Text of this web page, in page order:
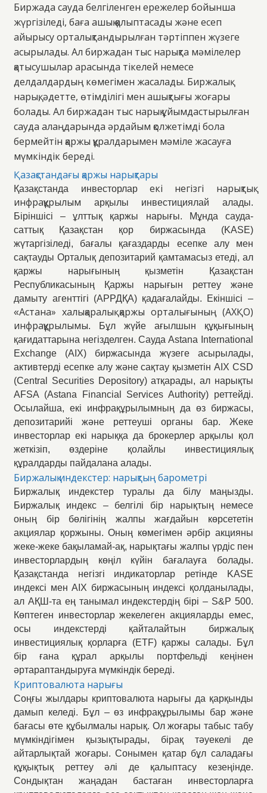
Биржада сауда белгіленген ережелер бойынша
жүргізіледі, баға ашық қалыптасады және есеп
айырысу орталықтандырылған тәртіппен жүзеге
асырылады. Ал биржадан тыс нарықта мәмілелер
қатысушылар арасында тікелей немесе
делдалдардың көмегімен жасалады. Биржалық
нарық, әдетте, өтімділігі мен ашықтығы жоғары
болады. Ал биржадан тыс нарық ұйымдастырылған
сауда алаңдарында әрдайым қолжетімді бола
бермейтін қаржы құралдарымен мәміле жасауға
мүмкіндік береді.
Қазақстандағы қаржы нарықтары
Қазақстанда инвесторлар екі негізгі нарықтық
инфрақұрылым арқылы инвестициялай алады.
Біріншісі – ұлттық қаржы нарығы. Мұнда сауда-
саттық Қазақстан қор биржасында (KASE)
жүтаргізіледі, бағалы қағаздарды есепке алу мен
сақтауды Орталық депозитарий қамтамасыз етеді, ал
қаржы нарығының қызметін Қазақстан
Республикасының Қаржы нарығын реттеу және
дамыту агенттігі (АРРДҚА) қадағалайды. Екіншісі –
«Астана» халықаралық қаржы орталығының (АХҚО)
инфрақұрылымы. Бұл жүйе ағылшын құқығының
қағидаттарына негізделген. Сауда Astana International
Exchange (AIX) биржасында жүзеге асырылады,
активтерді есепке алу және сақтау қызметін AIX CSD
(Central Securities Depository) атқарады, ал нарықты
AFSA (Astana Financial Services Authority) реттейді.
Осылайша, екі инфрақұрылымның да өз биржасы,
депозитарийі және реттеуші органы бар. Жеке
инвесторлар екі нарыққа да брокерлер арқылы қол
жеткізіп, өздеріне қолайлы инвестициялық
құралдарды пайдалана алады.
Биржалық индекстер: нарықтың барометрі
Биржалық индекстер туралы да білу маңызды.
Биржалық индекс – белгілі бір нарықтың немесе
оның бір бөлігінің жалпы жағдайын көрсететін
акциялар қоржыны. Оның көмегімен әрбір акцияны
жеке-жеке бақыламай-ақ, нарықтағы жалпы үрдіс пен
инвесторлардың көңіл күйін бағалауға болады.
Қазақстанда негізгі индикаторлар ретінде KASE
индексі мен AIX биржасының индексі қолданылады,
ал АҚШ-та ең танымал индекстердің бірі – S&P 500.
Көптеген инвесторлар жекелеген акцияларды емес,
осы индекстерді қайталайтын биржалық
инвестициялық қорларға (ETF) қаржы салады. Бұл
бір ғана құрал арқылы портфельді кеңінен
әртараптандыруға мүмкіндік береді.
Криптовалюта нарығы
Соңғы жылдары криптовалюта нарығы да қарқынды
дамып келеді. Бұл – өз инфрақұрылымы бар және
бағасы өте құбылмалы нарық. Ол жоғары табыс табу
мүмкіндігімен қызықтырады, бірақ тәуекелі де
айтарлықтай жоғары. Сонымен қатар бұл саладағы
құқықтық реттеу әлі де қалыптасу кезеңінде.
Сондықтан жаңадан бастаған инвесторларға